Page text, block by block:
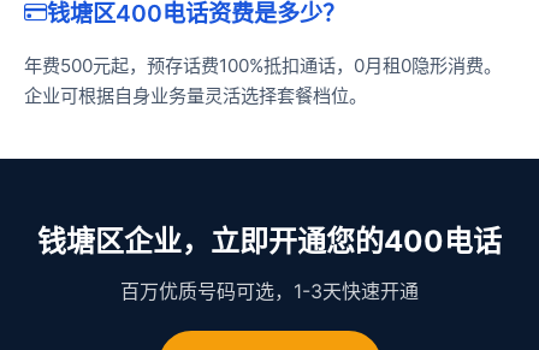
钱塘区400电话资费是多少？
年费500元起，预存话费100%抵扣通话，0月租0隐形消费。
企业可根据自身业务量灵活选择套餐档位。
钱塘区企业，立即开通您的400电话
百万优质号码可选，1-3天快速开通